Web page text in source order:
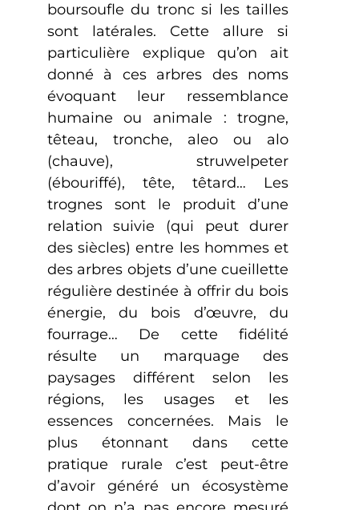
boursoufle du tronc si les tailles
sont latérales. Cette allure si
particulière explique qu’on ait
donné à ces arbres des noms
évoquant leur ressemblance
humaine ou animale : trogne,
têteau, tronche, aleo ou alo
(chauve), struwelpeter
(ébouriffé), tête, têtard… Les
trognes sont le produit d’une
relation suivie (qui peut durer
des siècles) entre les hommes et
des arbres objets d’une cueillette
régulière destinée à offrir du bois
énergie, du bois d’œuvre, du
fourrage… De cette fidélité
résulte un marquage des
paysages différent selon les
régions, les usages et les
essences concernées. Mais le
plus étonnant dans cette
pratique rurale c’est peut-être
d’avoir généré un écosystème